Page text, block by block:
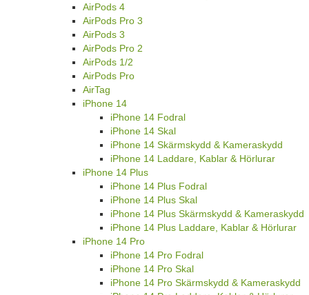
AirPods 4
AirPods Pro 3
AirPods 3
AirPods Pro 2
AirPods 1/2
AirPods Pro
AirTag
iPhone 14
iPhone 14 Fodral
iPhone 14 Skal
iPhone 14 Skärmskydd & Kameraskydd
iPhone 14 Laddare, Kablar & Hörlurar
iPhone 14 Plus
iPhone 14 Plus Fodral
iPhone 14 Plus Skal
iPhone 14 Plus Skärmskydd & Kameraskydd
iPhone 14 Plus Laddare, Kablar & Hörlurar
iPhone 14 Pro
iPhone 14 Pro Fodral
iPhone 14 Pro Skal
iPhone 14 Pro Skärmskydd & Kameraskydd